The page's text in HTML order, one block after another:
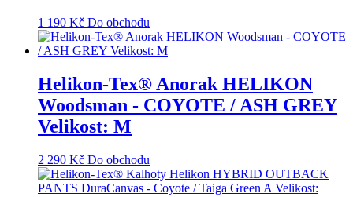
1 190 Kč Do obchodu
Helikon-Tex® Anorak HELIKON
Woodsman - COYOTE / ASH GREY
Velikost: M
2 290 Kč Do obchodu